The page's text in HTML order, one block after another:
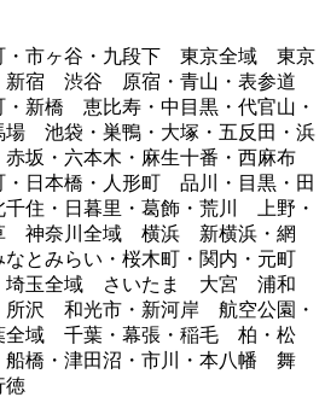
・市ヶ谷・九段下 東京全域 東京
新宿 渋谷 原宿・青山・表参道
・新橋 恵比寿・中目黒・代官山・
池袋・巣鴨・大塚・五反田・浜
坂・六本木・麻生十番・西麻布
・日本橋・人形町 品川・目黒・田
住・日暮里・葛飾・荒川 上野・
神奈川全域 横浜 新横浜・網
とみらい・桜木町・関内・元町
埼玉全域 さいたま 大宮 浦和
沢 和光市・新河岸 航空公園・
域 千葉・幕張・稲毛 柏・松
橋・津田沼・市川・本八幡 舞
徳